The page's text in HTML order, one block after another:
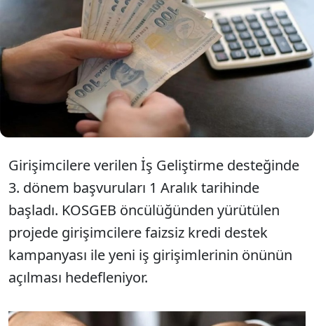
Girişimcilere faizsiz kredi destek
kampanyasında yeni bir adı atılıyor.
KOSGEB tarafından açıklanan pakette 1
Aralık'ta başlayan başvuru süreci, 31
Aralık'ta sona erecek.
Girişimcilere verilen İş Geliştirme desteğinde
3. dönem başvuruları 1 Aralık tarihinde
başladı. KOSGEB öncülüğünden yürütülen
projede girişimcilere faizsiz kredi destek
kampanyası ile yeni iş girişimlerinin önünün
açılması hedefleniyor.